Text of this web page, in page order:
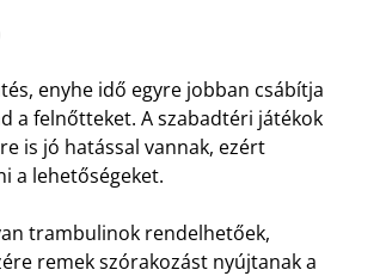
enyhe idő egyre jobban csábítja
a felnőtteket. A szabadtéri játékok
is jó hatással vannak, ezért
a lehetőségeket.
trambulinok rendelhetőek,
remek szórakozást nyújtanak a